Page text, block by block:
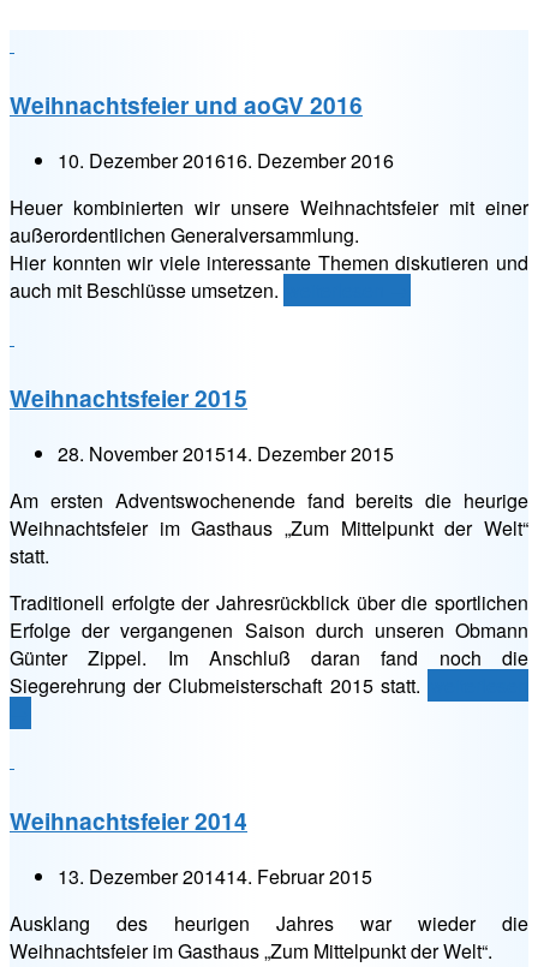
Weihnachtsfeier und aoGV 2016
10. Dezember 201616. Dezember 2016
Heuer kombinierten wir unsere Weihnachtsfeier mit einer
außerordentlichen Generalversammlung.
Hier konnten wir viele interessante Themen diskutieren und
auch mit Beschlüsse umsetzen.
Weihnachtsfeier 2015
28. November 201514. Dezember 2015
Am ersten Adventswochenende fand bereits die heurige
Weihnachtsfeier im Gasthaus „Zum Mittelpunkt der Welt“
statt.
Traditionell erfolgte der Jahresrückblick über die sportlichen
Erfolge der vergangenen Saison durch unseren Obmann
Günter Zippel. Im Anschluß daran fand noch die
Siegerehrung der Clubmeisterschaft 2015 statt.
Weihnachtsfeier 2014
13. Dezember 201414. Februar 2015
Ausklang des heurigen Jahres war wieder die
Weihnachtsfeier im Gasthaus „Zum Mittelpunkt der Welt“.